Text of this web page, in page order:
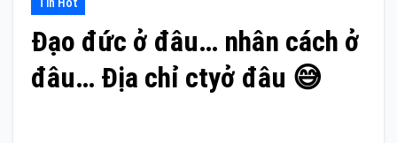
Đạo đức ở đâu… nhân cách ở
đâu… Địa chỉ ctyở đâu 😅